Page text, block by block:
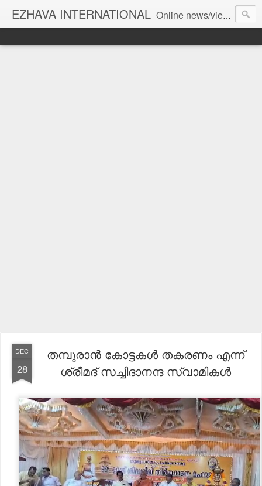
EZHAVA INTERNATIONAL Online news/views JOURNAL... Connecting the community worldwide Editorial Director: Prem Chandran
DEC
28
തമ്പുരാൻ കോട്ടകൾ തകരണം എന്ന്
ശ്രീമദ് സച്ചിദാനന്ദ സ്വാമികൾ